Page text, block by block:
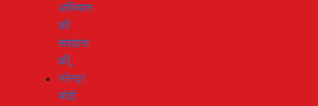
अभियान
की
सराहना
की,
नरेन्द्र
मोदी